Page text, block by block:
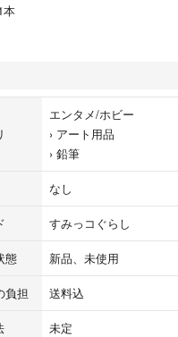
本
エンタメ/ホビー
› アート用品
› 鉛筆
なし
すみっコぐらし
態 新品、未使用
負担 送料込
未定